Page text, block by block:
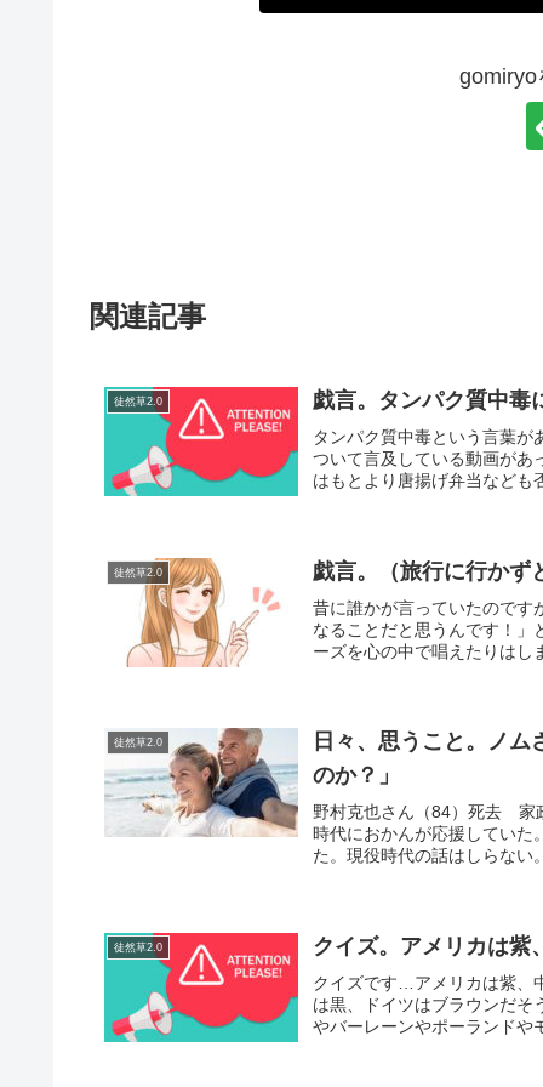
gomiryo
関連記事
徒然草2.0 戯言。タンパク質中毒
タンパク質中毒という言葉が
ついて言及している動画があ
はもとより唐揚げ弁当なども
徒然草2.0 戯言。（旅行に行かず
昔に誰かが言っていたので
なることだと思うんです！」
ーズを心の中で唱えたりはし
徒然草2.0
日々、思うこと。ノ
のか？」
野村克也さん（84）死去 家
時代におかんが応援していた
た。現役時代の話はしらない
徒然草2.0 クイズ。アメリカは紫
クイズです…アメリカは紫、
は黒、ドイツはブラウンだそ
やバーレーンやポーランドや